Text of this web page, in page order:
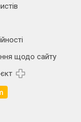
щодо сайту